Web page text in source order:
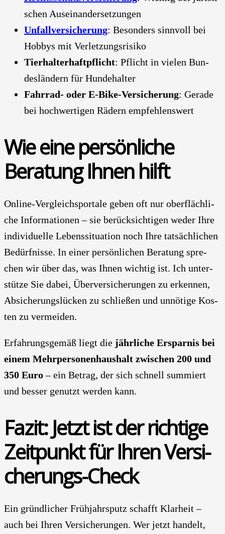
schen Aus­ein­an­der­set­zun­gen
Unfall­ver­si­che­rung: Beson­ders sinn­voll bei
Hob­bys mit Ver­let­zungs­ri­si­ko
Tier­hal­ter­haft­pflicht: Pflicht in vie­len Bun­
des­län­dern für Hun­de­hal­ter
Fahr­rad- oder E‑Bike-Ver­si­che­rung: Gera­de
bei hoch­wer­ti­gen Rädern emp­feh­lens­wert
Wie eine per­sön­li­che
Bera­tung Ihnen hilft
Online-Ver­gleichs­por­ta­le geben oft nur ober­fläch­li­
che Infor­ma­tio­nen – sie berück­sich­ti­gen weder Ihre
indi­vi­du­el­le Lebens­si­tua­ti­on noch Ihre tat­säch­li­chen
Bedürf­nis­se. In einer per­sön­li­chen Bera­tung spre­
chen wir über das, was Ihnen wich­tig ist. Ich unter­
stüt­ze Sie dabei, Über­ver­si­che­run­gen zu erken­nen,
Absi­che­rungs­lü­cken zu schlie­ßen und unnö­ti­ge Kos­
ten zu ver­mei­den.
Erfah­rungs­ge­mäß liegt die jähr­li­che Erspar­nis bei
einem Mehr­per­so­nen­haus­halt zwi­schen 200 und
350 Euro– ein Betrag, der sich schnell sum­miert
und bes­ser genutzt wer­den kann.
Fazit: Jetzt ist der rich­ti­ge
Zeit­punkt für Ihren Ver­si­
che­rungs-Check
Ein gründ­li­cher Früh­jahrs­putz schafft Klar­heit –
auch bei Ihren Ver­si­che­run­gen. Wer jetzt han­delt,